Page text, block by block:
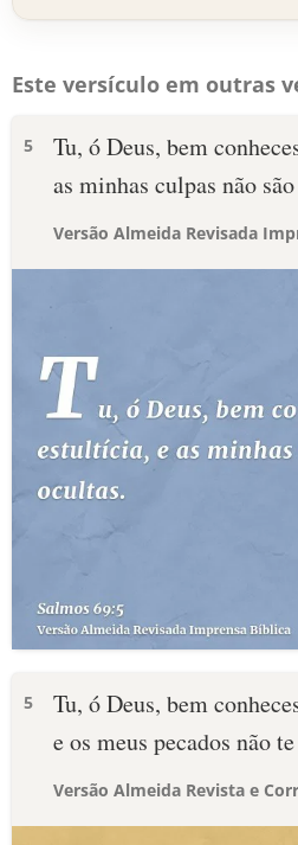
Este versículo em outras
5
Tu, ó Deus, bem
as minhas culpas não
Versão Almeida Revisada
5
Tu, ó Deus, bem
e os meus pecados não
Versão Almeida Revista e